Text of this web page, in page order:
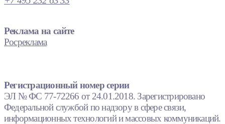
Реклама на сайте
Росреклама
Регистрационный номер серии
ЭЛ № ФС 77-72266 от 24.01.2018. Зарегистрировано
Федеральной службой по надзору в сфере связи,
информационных технологий и массовых коммуникаций.